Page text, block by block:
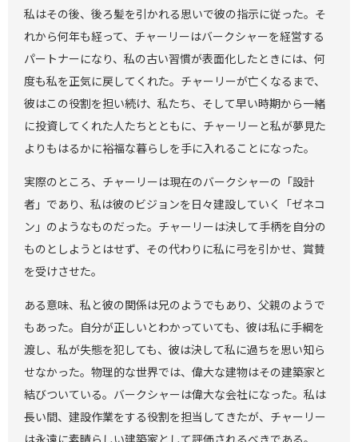
私はその後、後ろ髪を引かれる思いで彼の指示に従った。そ
れから何年も経って、チャーリーはバークシャーを経営する
パートナーになり、私の古い習慣が表面化したときには、何
度も私を正気に戻してくれた。チャーリーが亡くなるまで、
彼はこの役割を担い続け、私たち、そして早い時期から一緒
に投資してくれた人たちとともに、チャーリーと私が夢見た
よりもはるかに裕福な暮らしを手に入れることになった。
実際のところ、チャーリーは現在のバークシャーの「設計
者」であり、私は彼のビジョンを日々建設していく「ゼネコ
ン」のようなものだった。チャーリーは決して手柄を自分の
ものとしようとはせず、その代わりに私に弓を引かせ、賞賛
を受けさせた。
ある意味、私と彼の関係は兄のようでもあり、父親のようで
もあった。自分が正しいとわかっていても、彼は私に手綱を
渡し、私が失態を犯しても、彼は決して私に過ちを思い知ら
せなかった。物理的な世界では、偉大な建物はその建築家と
結びついている。バークシャーは偉大な会社になった。私は
長い間、建設作業をする役割を担当してきたが、チャーリー